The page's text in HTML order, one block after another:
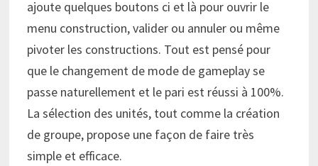
ajoute quelques boutons ci et là pour ouvrir le
menu construction, valider ou annuler ou même
pivoter les constructions. Tout est pensé pour
que le changement de mode de gameplay se
passe naturellement et le pari est réussi à 100%.
La sélection des unités, tout comme la création
de groupe, propose une façon de faire très
simple et efficace.